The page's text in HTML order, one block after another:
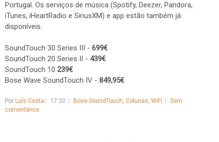
Portugal. Os serviços de música (Spotify, Deezer, Pandora,
iTunes, iHeartRadio e SiriusXM) e app estão também já
disponíveis.
SoundTouch 30 Series III - 699€
SoundTouch 20 Series II - 439€
SoundTouch 10 239€
Bose Wave SoundTouch IV - 849,95€
Por Luís Costa 17:32 Bose SoundTouch, Colunas, WiFi
Sem
comentários